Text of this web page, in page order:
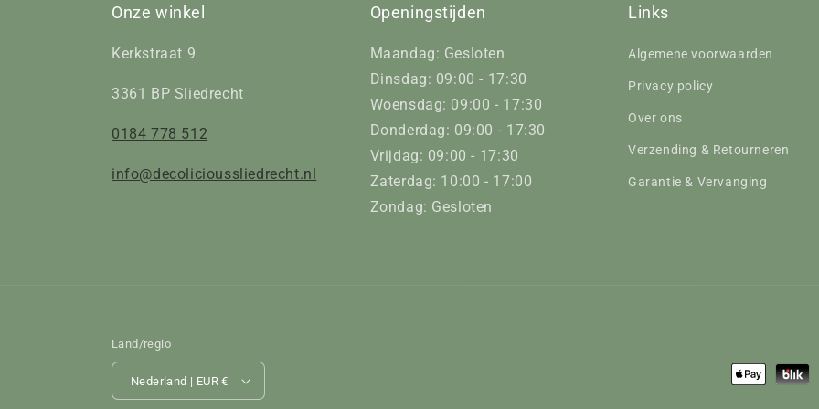
Onze winkel
Kerkstraat 9
3361 BP Sliedrecht
0184 778 512
info@decolicioussliedrecht.nl
Openingstijden
Maandag: Gesloten
Dinsdag: 09:00 - 17:30
Woensdag: 09:00 - 17:30
Donderdag: 09:00 - 17:30
Vrijdag: 09:00 - 17:30
Zaterdag: 10:00 - 17:00
Zondag: Gesloten
Links
Algemene voorwaarden
Privacy policy
Over ons
Verzending & Retourneren
Garantie & Vervanging
Land/regio
Nederland | EUR €